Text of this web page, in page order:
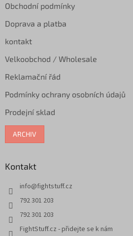
Obchodní podmínky
Doprava a platba
kontakt
Velkoobchod / Wholesale
Reklamační řád
Podmínky ochrany osobních údajů
Prodejní sklad
ARCHIV
Kontakt
info@fightstuff.cz
792 301 203
792 301 203
FightStuff.cz - přidejte se k nám